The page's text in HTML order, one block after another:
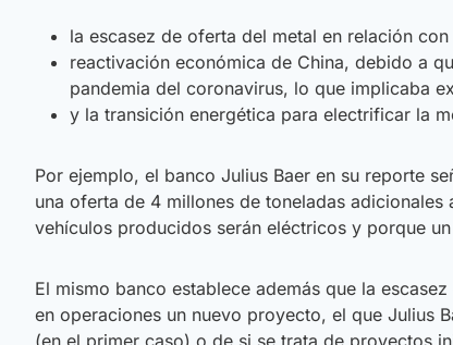
la escasez de oferta del metal en relación con
reactivación económica de China, debido a
pandemia del coronavirus, lo que implicaba
y la transición energética para electrificar la
Por ejemplo, el banco Julius Baer en su reporte
una oferta de 4 millones de toneladas
vehículos producidos serán eléctricos y porque
El mismo banco establece además que la
en operaciones un nuevo proyecto, el que Julius
(en el primer caso) o de si se trata de proyectos